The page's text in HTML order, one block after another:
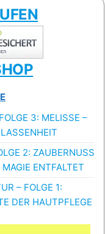
3: MELISSE –
2: ZAUBERNUSS
ENTFALTET
– FOLGE 1:
DER HAUTPFLEGE